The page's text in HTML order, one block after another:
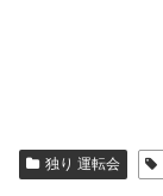
独り 運転会